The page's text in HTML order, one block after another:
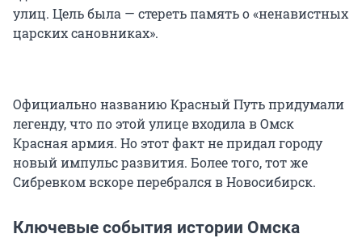
улиц. Цель была — стереть память о «ненавистных
царских сановниках».
Официально названию Красный Путь придумали
легенду, что по этой улице входила в Омск
Красная армия. Но этот факт не придал городу
новый импульс развития. Более того, тот же
Сибревком вскоре перебрался в Новосибирск.
Ключевые события истории Омска